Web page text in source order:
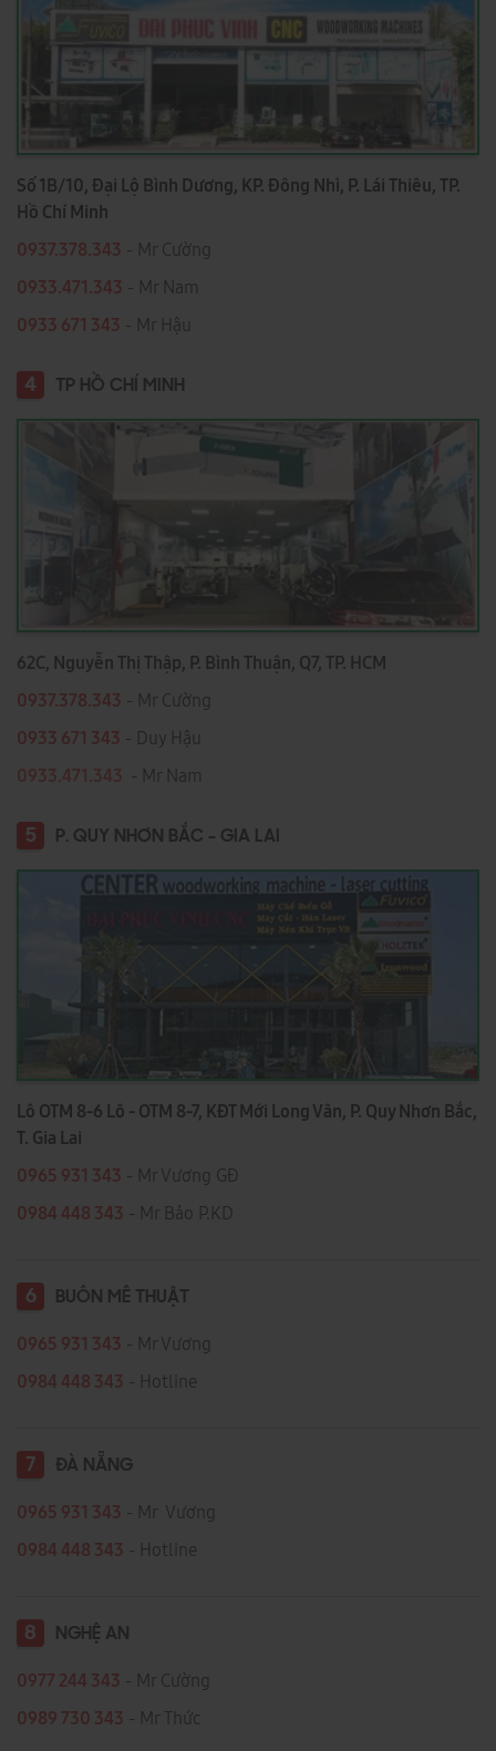
Số 1B/10, Đại Lộ Bình Dương, KP. Đông Nhì, P. Lái Thiêu, TP.
Hồ Chí Minh
0937.378.343 - Mr Cường
0933.471.343 - Mr Nam
0933 671 343 - Mr Hậu
4 TP HỒ CHÍ MINH
62C, Nguyễn Thị Thập, P. Bình Thuận, Q7, TP. HCM
0937.378.343 - Mr Cường
0933 671 343 - Duy Hậu
0933.471.343 - Mr Nam
5 P. QUY NHƠN BẮC - GIA LAI
Lô OTM 8-6 Lô - OTM 8-7, KĐT Mới Long Vân, P. Quy Nhơn Bắc,
T. Gia Lai
0965 931 343 - Mr Vương GĐ
0984 448 343 - Mr Bảo P.KD
6 BUÔN MÊ THUẬT
0965 931 343 - Mr Vương
0984 448 343 - Hotline
7 ĐÀ NẴNG
0965 931 343 - Mr Vương
0984 448 343 - Hotline
8 NGHỆ AN
0977 244 343 - Mr Cường
0989 730 343 - Mr Thức